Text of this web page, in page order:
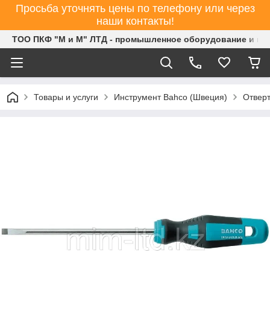
Просьба уточнять цены по телефону или через
наши контакты!
ТОО ПКФ "М и М" ЛТД - промышленное оборудование и
Товары и услуги Инструмент Bahco (Швеция)